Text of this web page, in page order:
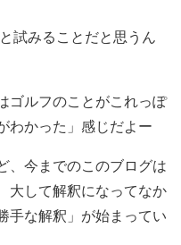
試みることだと思うん
ゴルフのことがこれっぽ
わかった」感じだよー
、今までのこのブログは
大して解釈になってなか
手な解釈」が始まってい